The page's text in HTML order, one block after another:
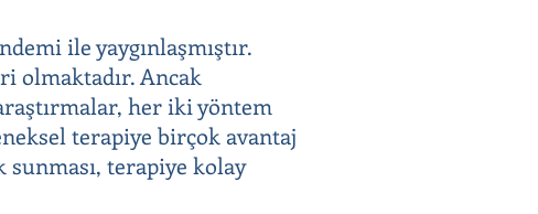
ile yaygınlaşmıştır.
olmaktadır. Ancak
her iki yöntem
terapiye birçok avantaj
terapiye kolay